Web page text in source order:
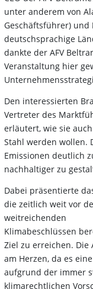
unter anderem von
Geschäftsführer) und
deutschsprachige
dankte der AFV
Veranstaltung hier
Den interessierten
Vertreter des
erläutert, wie sie
Stahl werden wollen.
Emissionen deutlich
nachhaltiger zu
Dabei präsentierte
die zeitlich weit vor
weitreichenden
Klimabeschlüssen
Ziel zu erreichen. Die
am Herzen, da es
aufgrund der immer
klimarechtlichen